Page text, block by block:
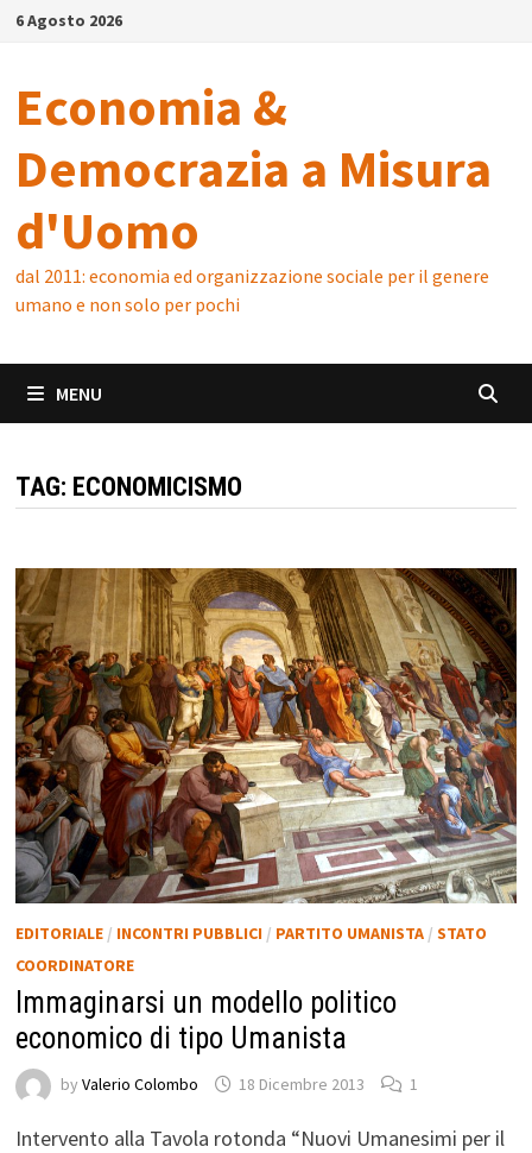
Skip6 Agosto 2026
Economia &
Democrazia a Misura
d'Uomo
dal 2011: economia ed organizzazione sociale per il genere
umano e non solo per pochi
MENU
TAG: ECONOMICISMO
EDITORIALE/ INCONTRI PUBBLICI / PARTITO UMANISTA/ STATO
COORDINATORE
Immaginarsi un modello politico
economico di tipo Umanista
by Valerio Colombo 18 Dicembre 2013 1
Intervento alla Tavola rotonda “Nuovi Umanesimi per il